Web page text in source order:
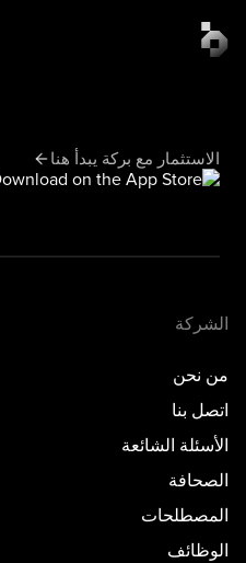
الاستثمار مع بركة يبدأ هنا
الشركة
من نحن
اتصل بنا
الأسئلة الشائعة
الصحافة
المصطلحات
الوظائف